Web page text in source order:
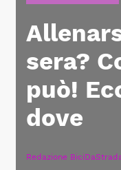
sera?
può!
dove
Redazione